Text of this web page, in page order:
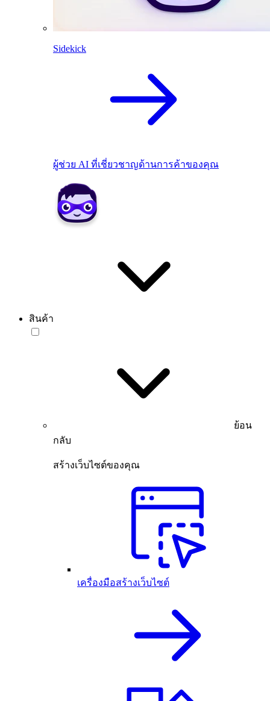
Sidekick
ผู้ช่วย AI ที่เชี่ยวชาญด้านการค้าของคุณ
สินค้า
ย้อน
กลับ
สร้างเว็บไซต์ของคุณ
เครื่องมือสร้างเว็บไซต์